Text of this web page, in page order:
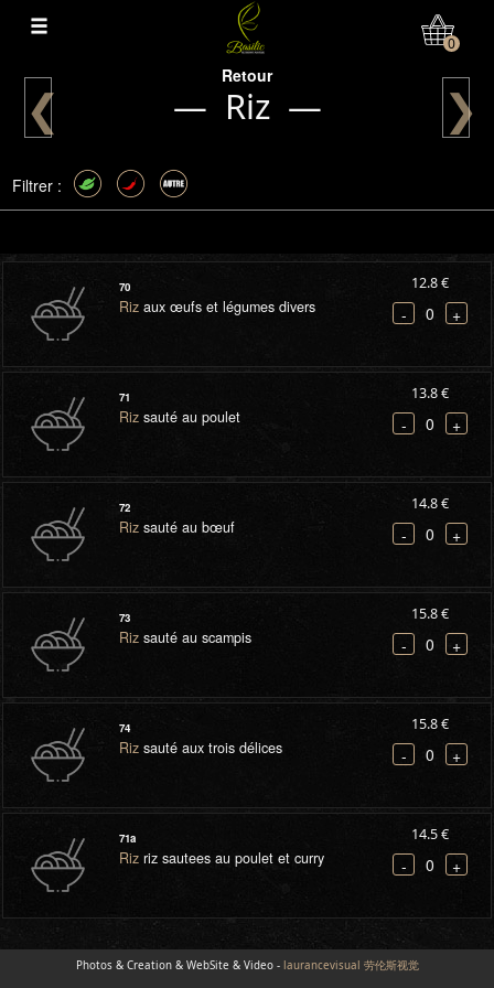
Mon Compte
0
Retour
— Riz —
❮ ❯
Filtrer :
70
Rizaux œufs et légumes divers
12.8 €
- 0 +
71
Rizsauté au poulet
13.8 €
- 0 +
72
Rizsauté au bœuf
14.8 €
- 0 +
73
Rizsauté au scampis
15.8 €
- 0 +
74
Rizsauté aux trois délices
15.8 €
- 0 +
71a
Rizriz sautees au poulet et curry
14.5 €
- 0 +
Photos & Creation & WebSite & Video - laurancevisual 劳伦斯视觉